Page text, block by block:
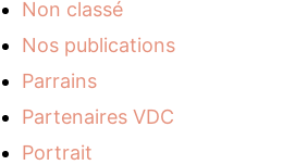
Non classé
Nos publications
Parrains
Partenaires VDC
Portrait